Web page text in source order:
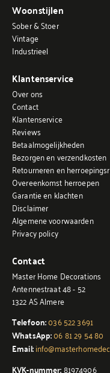
Woonstijlen
Sober & Stoer
Vintage
Industrieel
Klantenservice
Over ons
Contact
Klantenservice
Reviews
Betaalmogelijkheden
Bezorgen en verzendkosten
Retourneren en
Overeenkomst herroepen
Garantie en klachten
Disclaimer
Algemene voorwaarden
Privacy policy
Contact
Master Home Decorations
Antennestraat 48 - 52
1322 AS Almere
Telefoon:036 522 3691
WhatsApp:06 81 29 54 80
Email:
KVK-nummer:81974906